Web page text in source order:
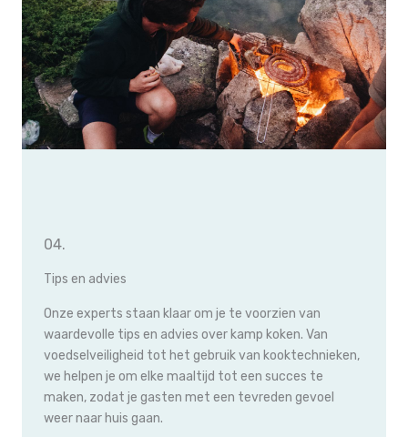
04.
Tips en advies
Onze experts staan klaar om je te voorzien van
waardevolle tips en advies over kamp koken. Van
voedselveiligheid tot het gebruik van kooktechnieken,
we helpen je om elke maaltijd tot een succes te
maken, zodat je gasten met een tevreden gevoel
weer naar huis gaan.